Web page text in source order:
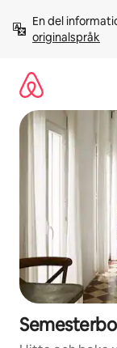
innehåll
En del
originalspråk